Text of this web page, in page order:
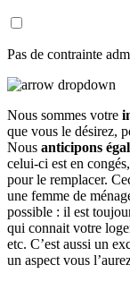
Pas de contrainte
Nous sommes votre
que vous le désirez,
Nous anticipons
celui-ci est en
pour le remplacer.
une femme de
possible : il est
qui connait votre
etc. C’est aussi un
un aspect vous